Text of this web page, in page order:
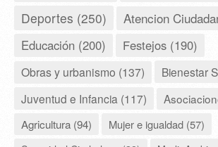
Deportes (250) Atencion
Educación (200) Festejos (190)
Obras y urbanismo (137)
Bienestar
Juventud e Infancia (117)
Agricultura (94)
Mujer e igualdad (57)